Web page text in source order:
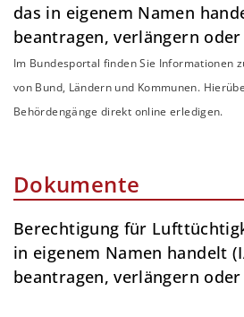
das in eigenem Namen
beantragen, verlängern
Im Bundesportal finden Sie Informationen
von Bund, Ländern und Kommunen.
Behördengänge direkt online erledigen.
Dokumente
Berechtigung für
in eigenem Namen handelt
beantragen, verlängern